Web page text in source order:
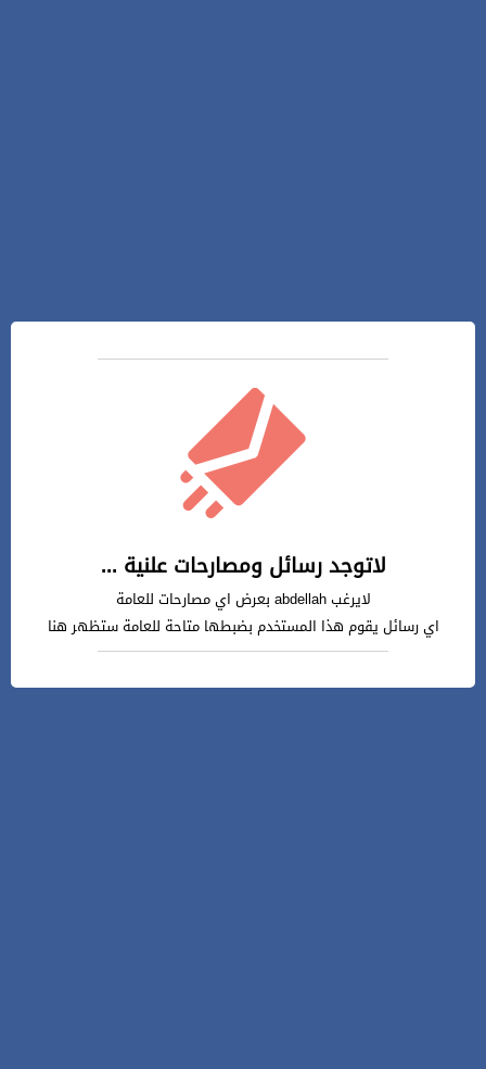
لاتوجد رسائل ومصارحات علنية ...
لايرغب abdellah بعرض اي مصارحات للعامة
اي رسائل يقوم هذا المستخدم بضبطها متاحة للعامة ستظهر هنا